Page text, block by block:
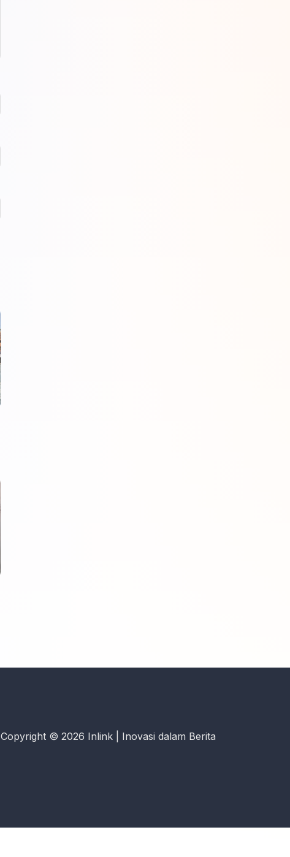
Copyright © 2026 Inlink | Inovasi dalam Berita